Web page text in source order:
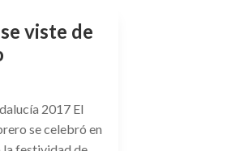
viste de
2017 El
se celebró en